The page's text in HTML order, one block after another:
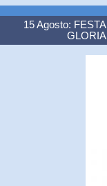
15 Agosto: